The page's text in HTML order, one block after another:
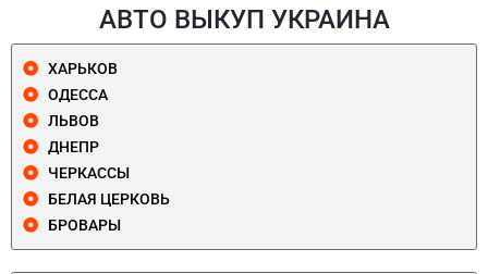
АВТО ВЫКУП УКРАИНА
ХАРЬКОВ
ОДЕССА
ЛЬВОВ
ДНЕПР
ЧЕРКАССЫ
БЕЛАЯ ЦЕРКОВЬ
БРОВАРЫ